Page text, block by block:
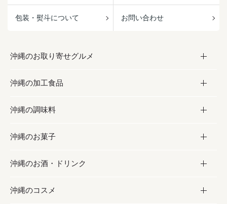
包装・熨斗について お問い合わせ
沖縄のお取り寄せグルメ
お取り寄せグルメ
フルーツ・野菜
お肉
海産物
沖縄の加工食品
加工食品
缶詰／パウチ
沖縄料理
沖縄そば／乾麺
沖縄の調味料
調味料
砂糖／黒砂糖
塩
沖縄のお菓子
お菓子
黒糖
沖縄のお酒・ドリンク
お酒・ドリンク
沖縄のコスメ